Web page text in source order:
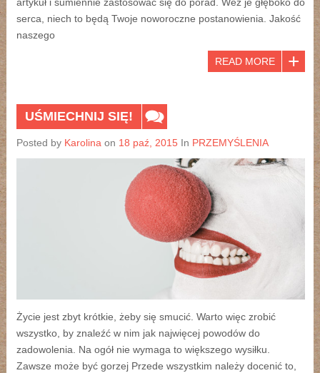
artykuł i sumiennie zastosować się do porad. Weź je głęboko do
serca, niech to będą Twoje noworoczne postanowienia. Jakość
naszego
READ MORE
UŚMIECHNIJ SIĘ!
Posted by Karolina on 18 paź, 2015 In PRZEMYŚLENIA
Życie jest zbyt krótkie, żeby się smucić. Warto więc zrobić
wszystko, by znaleźć w nim jak najwięcej powodów do
zadowolenia. Na ogół nie wymaga to większego wysiłku.
Zawsze może być gorzej Przede wszystkim należy docenić to,